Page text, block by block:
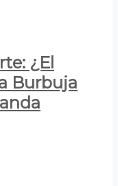
¿El
Burbuja